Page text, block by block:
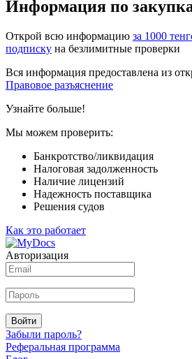
Информация по
Открой всю информацию за 1000
подписку на безлимитные проверки
Вся информация предоставлена из
Правовое разъяснение
Узнайте больше!
Мы можем проверить:
Банкротство/ликвидация
Налоговая задолженность
Наличие лицензий
Надежность поставщика
Решения судов
Как это работает
Авторизация
Войти
Забыли пароль?
Реферальная программа